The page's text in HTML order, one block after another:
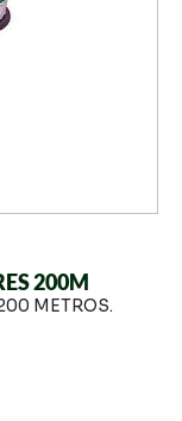
200M
METROS.